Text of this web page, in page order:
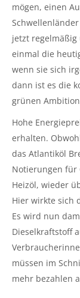
mögen, einen
jetzt
einmal die
wenn sie sich
dann ist es die
grünen
Hohe
erhalten.
das Atlantiköl
Notierungen für
Heizöl, wieder
Hier wirkte sich
Es wird nun
Dieselkraftstoff
müssen im
mehr bezahlen